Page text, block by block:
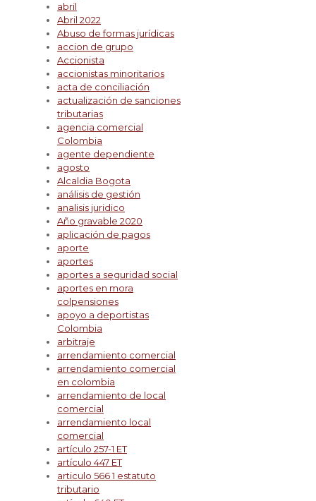
abril
Abril 2022
Abuso de formas jurídicas
accion de grupo
Accionista
accionistas minoritarios
acta de conciliación
actualización de sanciones
tributarias
agencia comercial
Colombia
agente dependiente
agosto
Alcaldia Bogota
análisis de gestión
analisis juridico
Año gravable 2020
aplicación de pagos
aporte
aportes
aportes a seguridad social
aportes en mora
colpensiones
apoyo a deportistas
Colombia
arbitraje
arrendamiento comercial
arrendamiento comercial
en colombia
arrendamiento de local
comercial
arrendamiento local
comercial
artículo 257-1 ET
artículo 447 ET
articulo 566 1 estatuto
tributario